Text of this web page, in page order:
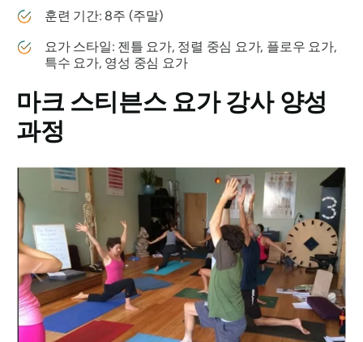
훈련 기간: 8주 (주말)
요가 스타일: 젠틀 요가, 정렬 중심 요가, 플로우 요가,
특수 요가, 영성 중심 요가
마크 스티븐스 요가 강사 양성
과정